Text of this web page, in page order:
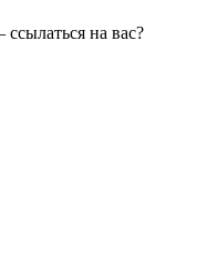
на вас?